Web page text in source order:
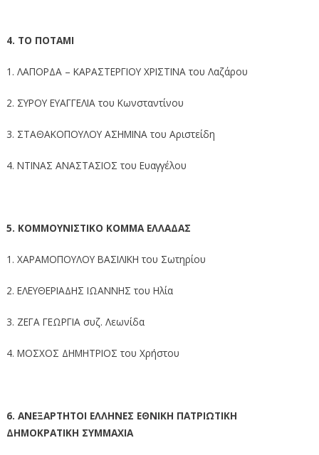
4. ΤΟ ΠΟΤΑΜΙ
1. ΛΑΠΟΡΔΑ – ΚΑΡΑΣΤΕΡΓΙΟΥ ΧΡΙΣΤΙΝΑ του Λαζάρου
2. ΣΥΡΟΥ ΕΥΑΓΓΕΛΙΑ του Κωνσταντίνου
3. ΣΤΑΘΑΚΟΠΟΥΛΟΥ ΑΣΗΜΙΝΑ του Αριστείδη
4. ΝΤΙΝΑΣ ΑΝΑΣΤΑΣΙΟΣ του Ευαγγέλου
5. ΚΟΜΜΟΥΝΙΣΤΙΚΟ ΚΟΜΜΑ ΕΛΛΑΔΑΣ
1. ΧΑΡΑΜΟΠΟΥΛΟΥ ΒΑΣΙΛΙΚΗ του Σωτηρίου
2. ΕΛΕΥΘΕΡΙΑΔΗΣ ΙΩΑΝΝΗΣ του Ηλία
3. ΖΕΓΑ ΓΕΩΡΓΙΑ συζ. Λεωνίδα
4. ΜΟΣΧΟΣ ΔΗΜΗΤΡΙΟΣ του Χρήστου
6. ΑΝΕΞΑΡΤΗΤΟΙ ΕΛΛΗΝΕΣ ΕΘΝΙΚΗ ΠΑΤΡΙΩΤΙΚΗ
ΔΗΜΟΚΡΑΤΙΚΗ ΣΥΜΜΑΧΙΑ